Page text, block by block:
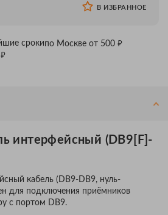
В ИЗБРАННОЕ
срокипо Москве от 500 ₽
₽
интерфейсный (DB9[F]-
кабель (DB9-DB9, нуль-
для подключения приёмников
с портом DB9.